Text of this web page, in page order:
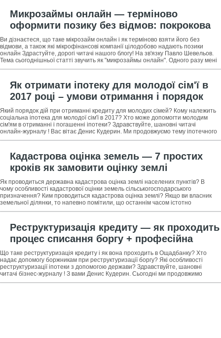
Микрозаймы онлайн — терміново
оформити позику без відмов: покрокова
інструкція для новачків + огляд ТОП-5
компаній з надання послуг
Ви дізнаєтеся, що таке мікрозайм онлайн і як терміново взяти його без
відмови, а також які мікрофінансові компанії цілодобово надають позики
онлайн Здрастуйте, дорогі читачі нашого блогу! На зв'язку Павло Шевельов.
Тема сьогоднішньої статті звучить як "микрозаймы онлайн". Одного разу мені
Як отримати іпотеку для молодої сім'ї в
2017 році – умови отримання і порядок
дій + професійна допомога у видачі
кредиту
Який порядок дій при отриманні кредиту для молодих сімей? Кому належить
соціальна іпотека для молодої сім'ї в 2017? Хто може допомогти молодим
сім'ям в отриманні і погашенні іпотеки? Здравствуйте, шановні читачі
онлайн-журналу ! Вас вітає Денис Кудерин. Ми продовжуємо тему іпотечного
кредитування.
Кадастрова оцінка земель — 7 простих
кроків як замовити оцінку землі
населених пунктів або
сільськогосподарського призначення +
поради щодо вибору надійної оціночної
компанії
Як проводиться державна кадастрова оцінка землі населених пунктів? В
чому особливості кадастрової оцінки земель сільськогосподарського
призначення? Ким проводиться кадастрова оцінка землі? Якщо ви власник
земельної ділянки, то напевно помітили, що останнім часом істотно
збільшився земельний
Реструктуризація кредиту — як проходить
процес списання боргу + професійна
допомога в реструктуризації
заборгованості
Що таке реструктуризація кредиту і як вона проходить в Ощадбанку? Хто
надає допомогу боржникам при реструктуризації боргу? Які особливості
реструктуризації іпотеки з допомогою держави? Здравствуйте, шановні
читачі бізнес-журналу ! З вами Денис Кудерин. Сьогодні ми продовжимо
вивчати багатогранну і